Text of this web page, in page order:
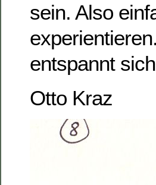
sein. Also
entspannt
Otto Kraz